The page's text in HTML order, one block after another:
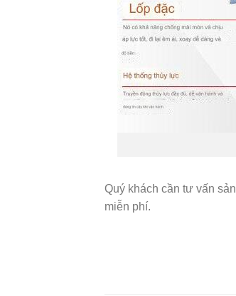
Quý khách cần tư vấn
miễn phí.